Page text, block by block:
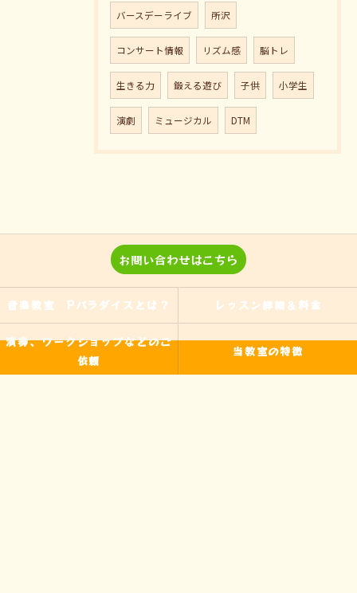
バースデーライブ 所沢
コンサート情報 リズム感 脳トレ
生きる力 鍛える遊び 子供 小学生
演劇 ミュージカル DTM
お問い合わせはこちら
音楽教室 Pパラダイスとは？ レッスン詳細＆料金
演奏、ワークショップなどのご
依頼
当教室の特徴